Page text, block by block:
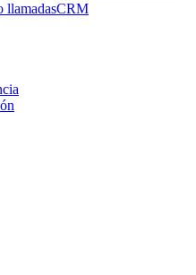
llamadasCRM